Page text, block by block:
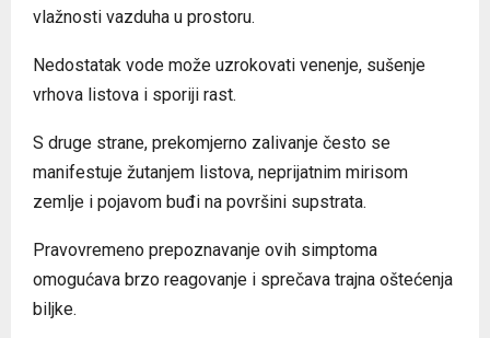
vlažnosti vazduha u prostoru.
Nedostatak vode može uzrokovati venenje, sušenje
vrhova listova i sporiji rast.
S druge strane, prekomjerno zalivanje često se
manifestuje žutanjem listova, neprijatnim mirisom
zemlje i pojavom buđi na površini supstrata.
Pravovremeno prepoznavanje ovih simptoma
omogućava brzo reagovanje i sprečava trajna oštećenja
biljke.